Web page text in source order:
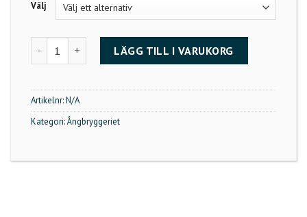
425kr
Välj
Vi firar den svenska nationaldagen med öl från svenska
LÄGG TILL I VARUKORG
Artikelnr:N/A
Kategori:Ångbryggeriet